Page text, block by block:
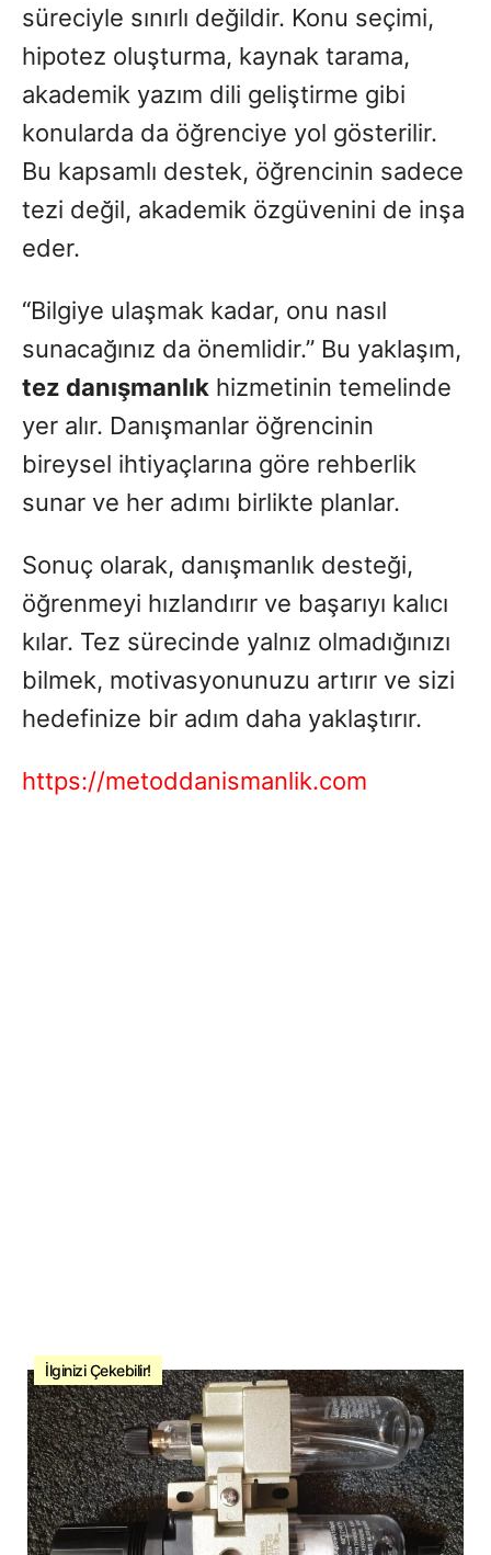
süreciyle sınırlı değildir. Konu seçimi,
hipotez oluşturma, kaynak tarama,
akademik yazım dili geliştirme gibi
konularda da öğrenciye yol gösterilir.
Bu kapsamlı destek, öğrencinin sadece
tezi değil, akademik özgüvenini de inşa
eder.
“Bilgiye ulaşmak kadar, onu nasıl
sunacağınız da önemlidir.” Bu yaklaşım,
tez danışmanlık hizmetinin temelinde
yer alır. Danışmanlar öğrencinin
bireysel ihtiyaçlarına göre rehberlik
sunar ve her adımı birlikte planlar.
Sonuç olarak, danışmanlık desteği,
öğrenmeyi hızlandırır ve başarıyı kalıcı
kılar. Tez sürecinde yalnız olmadığınızı
bilmek, motivasyonunuzu artırır ve sizi
hedefinize bir adım daha yaklaştırır.
https://metoddanismanlik.com
İlginizi Çekebilir!